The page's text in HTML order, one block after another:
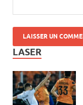
LASER